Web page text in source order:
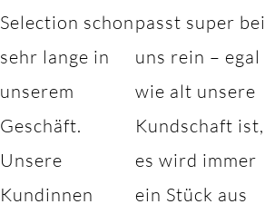
Selection schon
sehr lange in
unserem
Geschäft.
Unsere
Kundinnen
passt super bei
uns rein – egal
wie alt unsere
Kundschaft ist,
es wird immer
ein Stück aus